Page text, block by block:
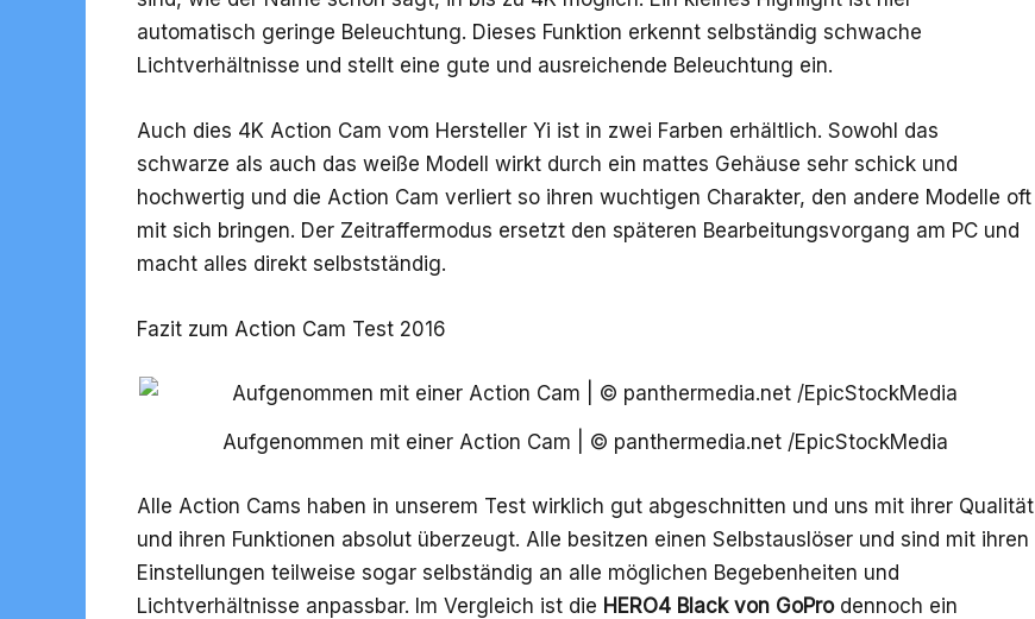
automatisch geringe Beleuchtung. Dieses Funktion erkennt selbständig schwache
Lichtverhältnisse und stellt eine gute und ausreichende Beleuchtung ein.
Auch dies 4K Action Cam vom Hersteller Yi ist in zwei Farben erhältlich. Sowohl das
schwarze als auch das weiße Modell wirkt durch ein mattes Gehäuse sehr schick und
hochwertig und die Action Cam verliert so ihren wuchtigen Charakter, den andere Modelle oft
mit sich bringen. Der Zeitraffermodus ersetzt den späteren Bearbeitungsvorgang am PC und
macht alles direkt selbstständig.
Fazit zum Action Cam Test 2016
Aufgenommen mit einer Action Cam | © panthermedia.net /EpicStockMedia
Alle Action Cams haben in unserem Test wirklich gut abgeschnitten und uns mit ihrer Qualität
und ihren Funktionen absolut überzeugt. Alle besitzen einen Selbstauslöser und sind mit ihren
Einstellungen teilweise sogar selbständig an alle möglichen Begebenheiten und
Lichtverhältnisse anpassbar. Im Vergleich ist die HERO4 Black von GoProdennoch ein